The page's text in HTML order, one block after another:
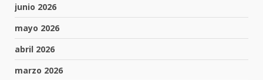
junio 2026
mayo 2026
abril 2026
marzo 2026